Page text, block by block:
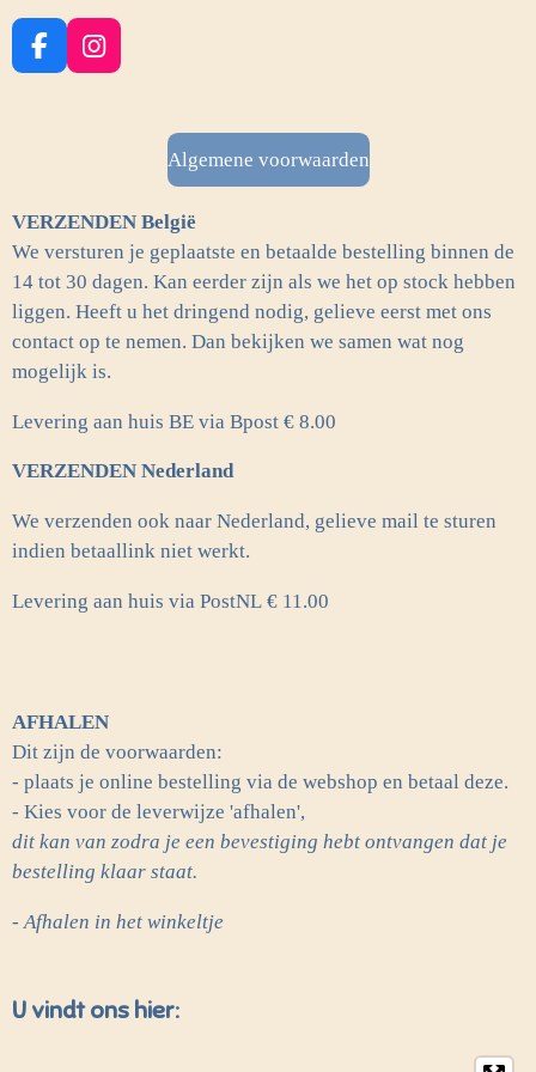
F
a
k
I
n
a
m
Algemene voorwaarden
VERZENDEN België
We versturen je geplaatste en betaalde bestelling binnen de
14 tot 30 dagen. Kan eerder zijn als we het op stock hebben
liggen. Heeft u het dringend nodig, gelieve eerst met ons
contact op te nemen. Dan bekijken we samen wat nog
mogelijk is.
Levering aan huis BE via Bpost € 8.00
VERZENDEN Nederland
We verzenden ook naar Nederland, gelieve mail te sturen
indien betaallink niet werkt.
Levering aan huis via PostNL € 11.00
AFHALEN
Dit zijn de voorwaarden:
- plaats je online bestelling via de webshop en betaal deze.
- Kies voor de leverwijze 'afhalen',
dit kan van zodra je een bevestiging hebt ontvangen dat je
bestelling klaar staat.
- Afhalen in het winkeltje
U vindt ons hier: